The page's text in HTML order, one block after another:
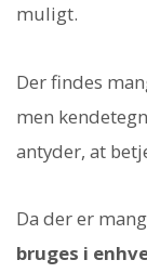
muligt.
Der findes
men
antyder, at
Da der er
bruges i